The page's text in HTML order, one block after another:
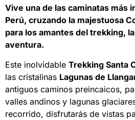
Vive una de las caminatas más
Perú, cruzando la majestuosa
para los amantes del trekking,
aventura.
Este inolvidable Trekking Santa
las cristalinas Lagunas de
antiguos caminos preincaicos,
valles andinos y lagunas
recorrido, disfrutarás de vistas